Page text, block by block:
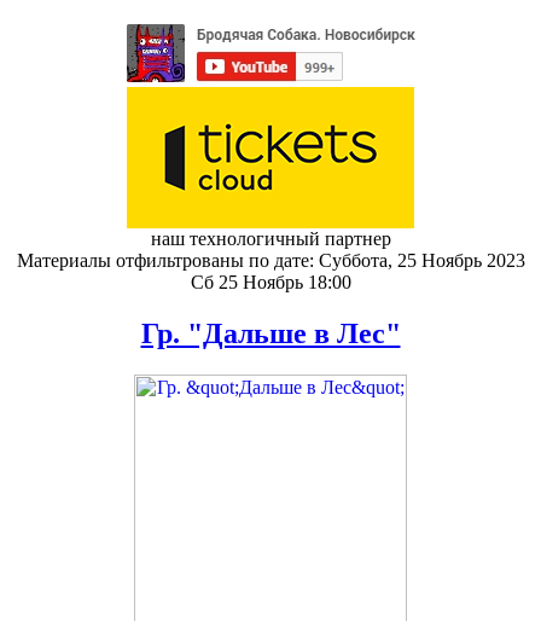
наш технологичный партнер
Материалы отфильтрованы по дате: Суббота, 25 Ноябрь 2023
Сб 25 Ноябрь 18:00
Гр. "Дальше в Лес"